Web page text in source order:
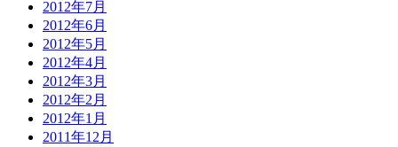
2012年7月
2012年6月
2012年5月
2012年4月
2012年3月
2012年2月
2012年1月
2011年12月